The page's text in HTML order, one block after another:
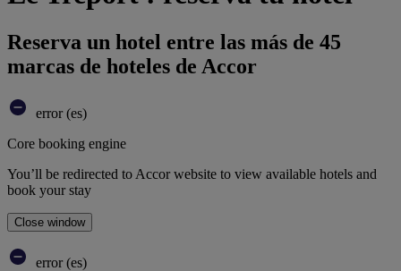
Reserva un hotel entre las más de 45
marcas de hoteles de Accor
error (es)
Core booking engine
You’ll be redirected to Accor website to view available hotels and
book your stay
Close window
error (es)